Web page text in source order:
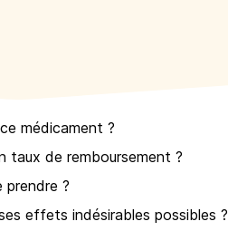
médicament ?
taux de remboursement ?
prendre ?
effets indésirables possibles ?